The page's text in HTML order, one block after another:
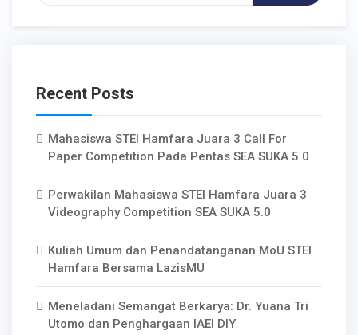
Recent Posts
Mahasiswa STEI Hamfara Juara 3 Call For
Paper Competition Pada Pentas SEA SUKA 5.0
Perwakilan Mahasiswa STEI Hamfara Juara 3
Videography Competition SEA SUKA 5.0
Kuliah Umum dan Penandatanganan MoU STEI
Hamfara Bersama LazisMU
Meneladani Semangat Berkarya: Dr. Yuana Tri
Utomo dan Penghargaan IAEI DIY